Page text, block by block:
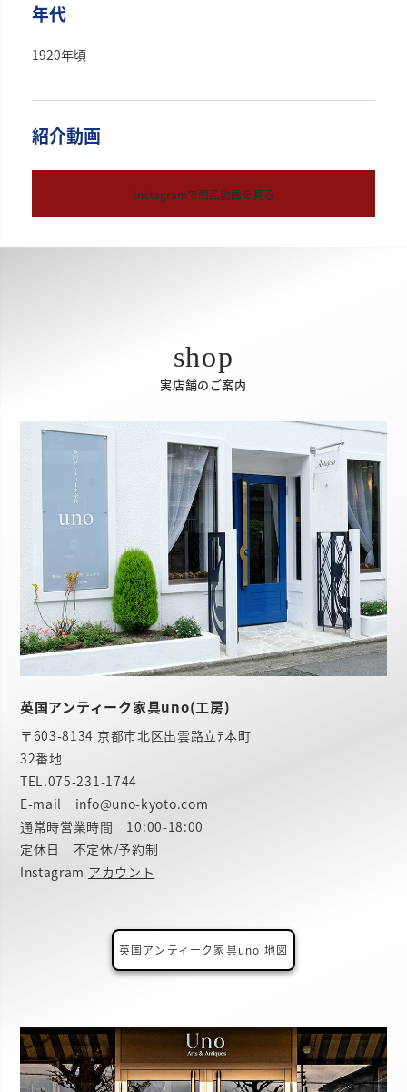
年代
1920年頃
紹介動画
Instagramで商品動画を見る
実店舗のご案内
英国アンティーク家具uno(工房)
〒603-8134 京都市北区出雲路立ﾃ本町
32番地
TEL.075-231-1744
E-mail info@uno-kyoto.com
通常時営業時間 10:00-18:00
定休日 不定休/予約制
Instagram アカウント
英国アンティーク家具uno 地図